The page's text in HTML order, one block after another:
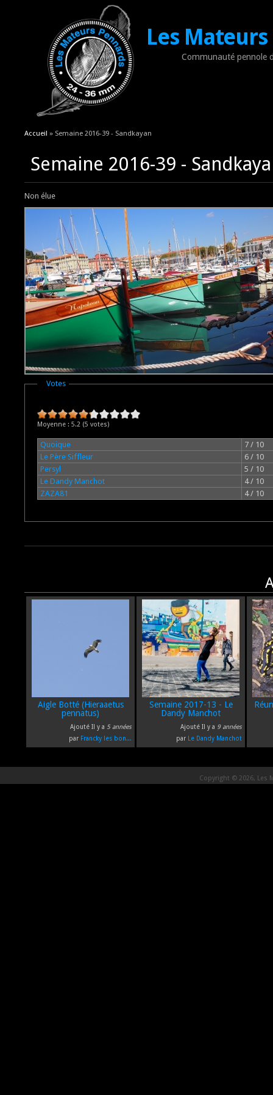
Les
Communauté pennole
Vous êtes ici
Accueil » Semaine 2016-39 - Sandkayan
Semaine 2016-39 -
Non élue
Masquer
Votes
Moyenne : 5.2 (5 votes)
Quoique
7 / 10
Le Père Siffleur
6 / 10
Persyl
5 / 10
Le Dandy Manchot
4 / 10
ZAZA81
4 / 10
Aigle Botté (Hieraaetus
pennatus)
Ajouté Il y a 5 années
par Francky les bon...
Semaine 2017-13 - Le
Dandy Manchot
Ajouté Il y a 9 années
par Le Dandy Manchot
Copyright © 2026, Les